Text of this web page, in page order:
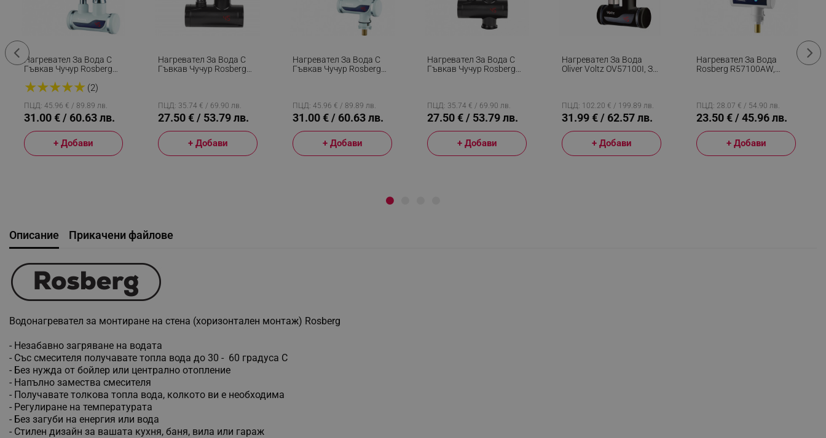
Нагревател За Вода С
Гъвкав Чучур Rosberg
60C, За Стена, Бял
★★★★★ (2)
ПЦД: 45.96 € / 89.89 лв.
31.00 € / 60.63 лв.
+ Добави
Нагревател За Вода С
Гъвкав Чучур Rosberg
ПЦД: 35.74 € / 69.90 лв.
27.50 € / 53.79 лв.
+ Добави
Нагревател За Вода С
Гъвкав Чучур Rosberg
ПЦД: 45.96 € / 89.89 лв.
31.00 € / 60.63 лв.
+ Добави
Нагревател За Вода С
Гъвкав Чучур Rosberg
ПЦД: 35.74 € / 69.90 лв.
27.50 € / 53.79 лв.
+ Добави
Нагревател За Вода
Oliver Voltz OV57100I, За
ПЦД: 102.20 € / 199.89 лв.
31.99 € / 62.57 лв.
+ Добави
Нагревател За Вода
Rosberg R57100AW,
ПЦД: 28.07 € / 54.90 лв.
23.50 € / 45.96 лв.
+ Добави
Описание Прикачени файлове
Водонагревател за монтиране на стена (хоризонтален монтаж) Rosberg
- Незабавно загряване на водата
- Със смесителя получавате топла вода до 30 - 60 градуса C
- Без нужда от бойлер или централно отопление
- Напълно замества смесителя
- Получавате толкова топла вода, колкото ви е необходима
- Регулиране на температурата
- Без загуби на енергия или вода
- Стилен дизайн за вашата кухня, баня, вила или гараж